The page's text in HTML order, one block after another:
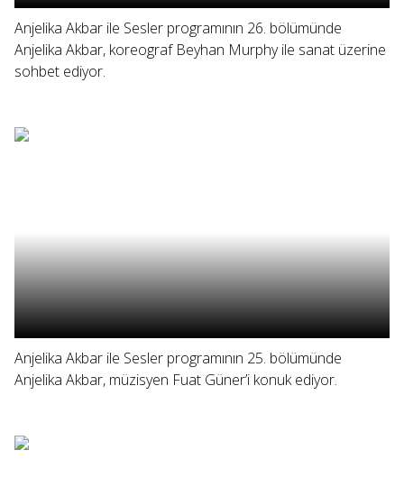
Anjelika Akbar ile Sesler programının 26. bölümünde
Anjelika Akbar, koreograf Beyhan Murphy ile sanat üzerine
sohbet ediyor.
Anjelika Akbar ile Sesler programının 25. bölümünde
Anjelika Akbar, müzisyen Fuat Güner’i konuk ediyor.